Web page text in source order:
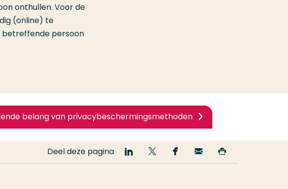
onthullen. Voor de
(online) te
betreffende persoon
belang van privacybeschermingsmethoden
Deel deze pagina
Deel
op
Deel
op
Deel
op
Email
deze deze